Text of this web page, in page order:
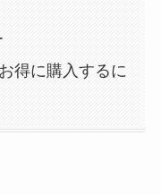
得に購入するに